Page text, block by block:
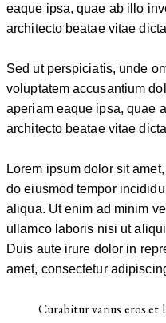
eaque ipsa, quae ab illo
architecto beatae vitae
Sed ut perspiciatis, unde
voluptatem accusantium
aperiam eaque ipsa, quae
architecto beatae vitae
Lorem ipsum dolor sit
do eiusmod tempor
aliqua. Ut enim ad minim
ullamco laboris nisi ut
Duis aute irure dolor in
amet, consectetur
Curabitur varius eros et